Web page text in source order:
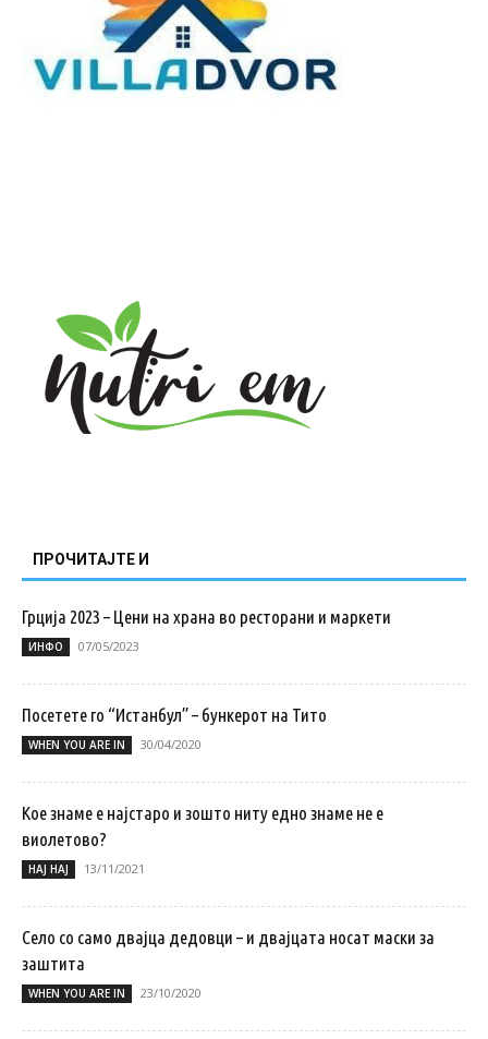
ПРОЧИТАЈТЕ И
Грција 2023 – Цени на храна во ресторани и маркети
ИНФО 07/05/2023
Посетете го “Истанбул” – бункерот на Тито
WHEN YOU ARE IN 30/04/2020
Кое знаме е најстаро и зошто ниту едно знаме не е
виолетово?
НАЈ НАЈ 13/11/2021
Село со само двајца дедовци – и двајцата носат маски за
заштита
WHEN YOU ARE IN 23/10/2020